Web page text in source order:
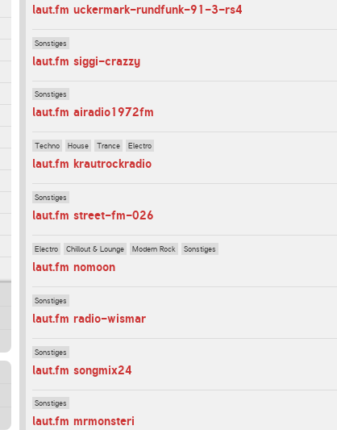
laut.fm uckermark-rundfunk-91-3-rs4
Sonstiges
laut.fm siggi-crazzy
Sonstiges
laut.fm airadio1972fm
Techno House Trance Electro
laut.fm krautrockradio
Sonstiges
laut.fm street-fm-026
Electro Chillout & Lounge Modern Rock Sonstiges
laut.fm nomoon
Sonstiges
laut.fm radio-wismar
Sonstiges
laut.fm songmix24
Sonstiges
laut.fm mrmonsteri